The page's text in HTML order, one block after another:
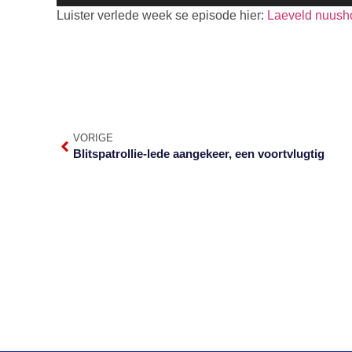
Luister verlede week se episode hier: Laeveld
VORIGE
Blitspatrollie-lede aangekeer, een voortvlugtig